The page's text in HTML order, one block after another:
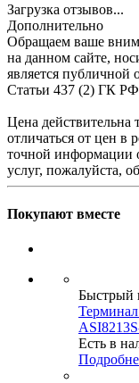
Загрузка отзывов...
Дополнительно
Обращаем ваше
на данном сайте,
является публичной
Статьи 437 (2) ГК
Цена действительна
отличаться от цен в
точной информации
услуг, пожалуйста,
Покупают вместе
Быстрый
Есть в